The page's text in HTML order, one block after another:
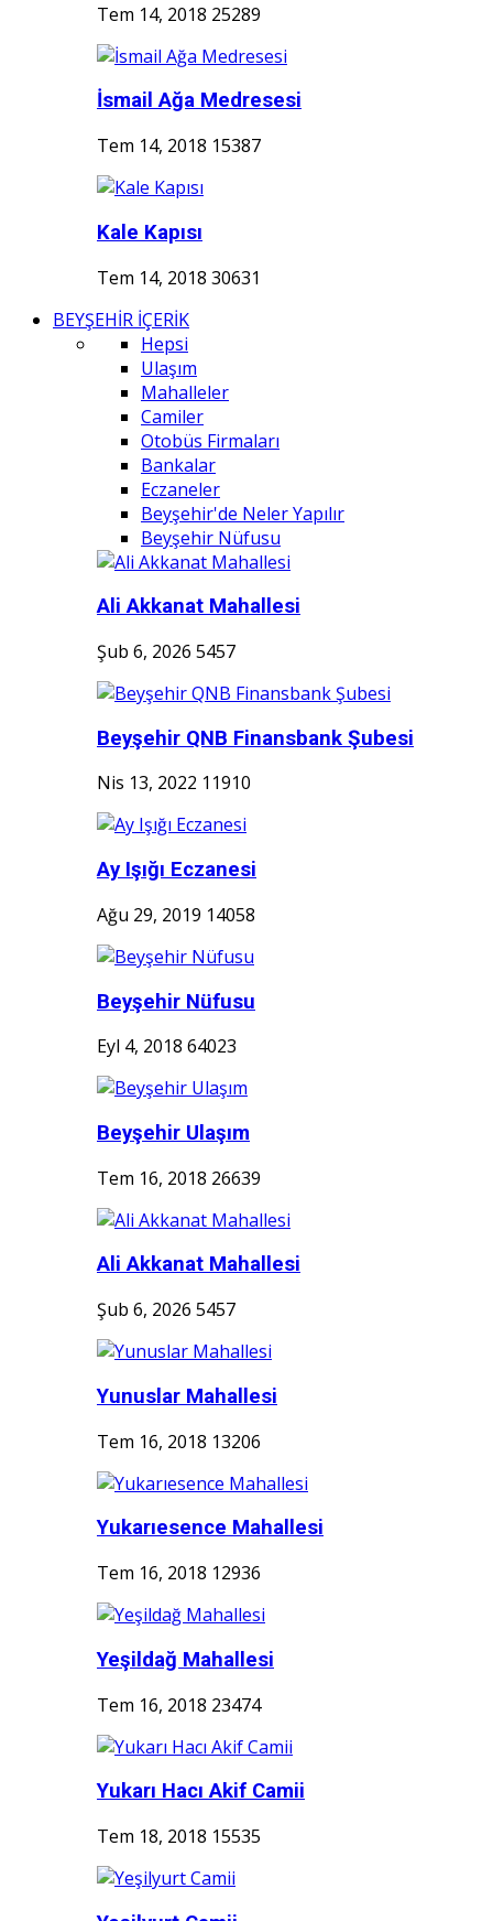
Tem 14, 2018 25289
İsmail Ağa Medresesi
Tem 14, 2018 15387
Kale Kapısı
Tem 14, 2018 30631
BEYŞEHİR İÇERİK
Hepsi
Ulaşım
Mahalleler
Camiler
Otobüs Firmaları
Bankalar
Eczaneler
Beyşehir'de Neler Yapılır
Beyşehir Nüfusu
Ali Akkanat Mahallesi
Şub 6, 2026 5457
Beyşehir QNB Finansbank Şubesi
Nis 13, 2022 11910
Ay Işığı Eczanesi
Ağu 29, 2019 14058
Beyşehir Nüfusu
Eyl 4, 2018 64023
Beyşehir Ulaşım
Tem 16, 2018 26639
Ali Akkanat Mahallesi
Şub 6, 2026 5457
Yunuslar Mahallesi
Tem 16, 2018 13206
Yukarıesence Mahallesi
Tem 16, 2018 12936
Yeşildağ Mahallesi
Tem 16, 2018 23474
Yukarı Hacı Akif Camii
Tem 18, 2018 15535